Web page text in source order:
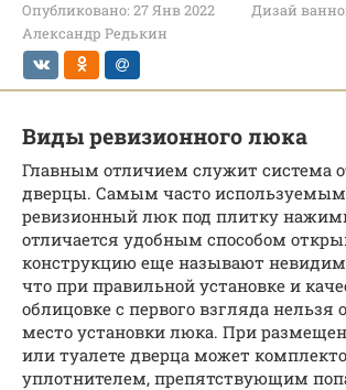
Опубликовано: 27 Янв 2022
Дизай
Александр Редькин
Виды ревизионного люка
Главным отличием служит система
дверцы. Самым часто используемым
ревизионный люк под плитку
отличается удобным способом
конструкцию еще называют
что при правильной установке и
облицовке с первого взгляда нельзя
место установки люка. При
или туалете дверца может
уплотнителем, препятствующим